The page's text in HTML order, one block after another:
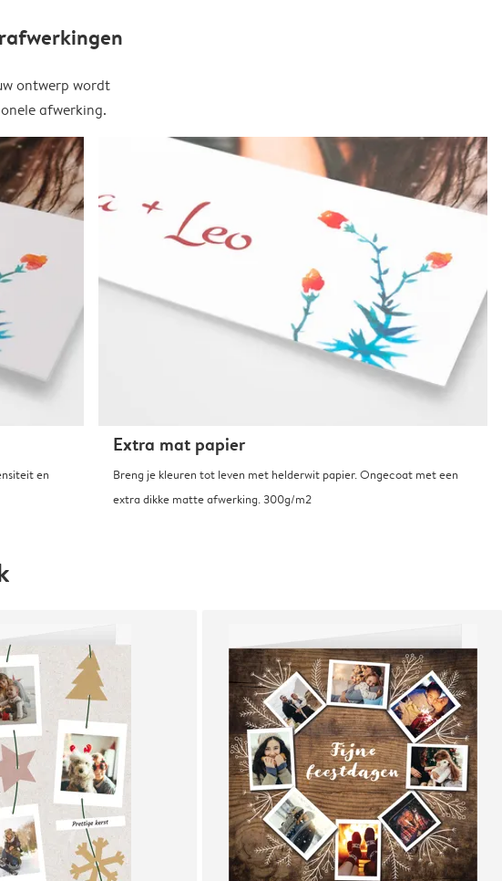
ontwerp wordt
afwerking.
en
Extra mat papier
Breng je kleuren tot leven met helderwit papier. Ongecoat met een
extra dikke matte afwerking. 300g/m2